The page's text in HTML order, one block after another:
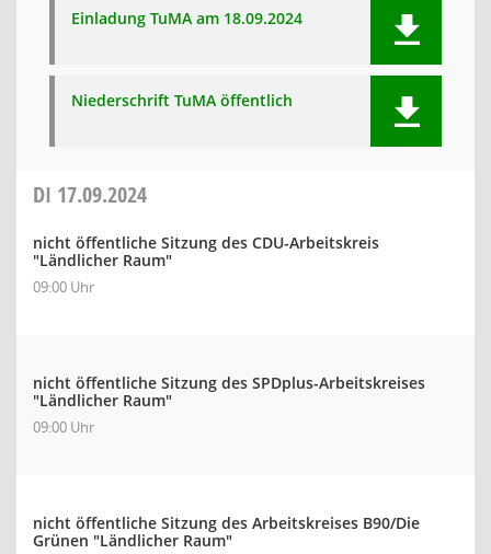
Einladung TuMA am 18.09.2024
Niederschrift TuMA öffentlich
DI 17.09.2024
nicht öffentliche Sitzung des CDU-Arbeitskreis
"Ländlicher Raum"
09:00 Uhr
nicht öffentliche Sitzung des SPDplus-Arbeitskreises
"Ländlicher Raum"
09:00 Uhr
nicht öffentliche Sitzung des Arbeitskreises B90/Die
Grünen "Ländlicher Raum"